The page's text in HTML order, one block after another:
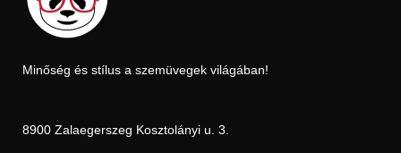
Minőség és stílus a szemüvegek világában!
8900 Zalaegerszeg Kosztolányi u. 3.